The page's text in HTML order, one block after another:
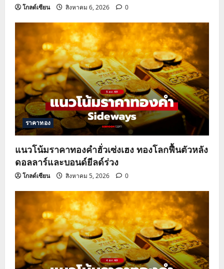
โกลด์เซียน สิงหาคม 6, 2026 0
ราคาทอง
แนวโน้มราคาทองคำฮั่วเซ่งเฮง ทองโลกฟื้นตัวหลัง
ดอลลาร์และบอนด์ยีลด์ร่วง
โกลด์เซียน สิงหาคม 5, 2026 0